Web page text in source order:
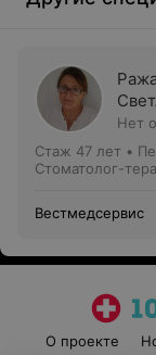
Нет
Стаж 47 лет •
Стоматолог-
Вестмедсервис
О проекте